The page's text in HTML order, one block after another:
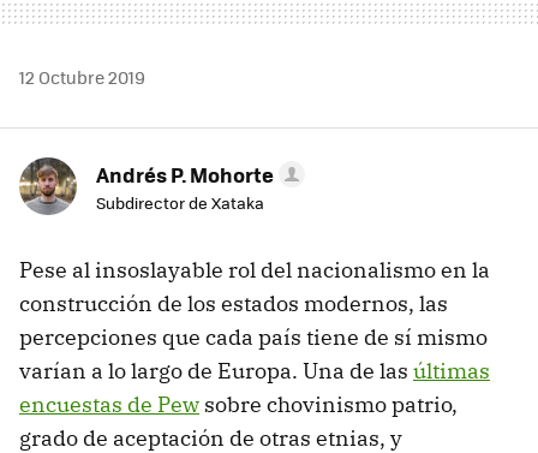
12 Octubre 2019
Andrés P. Mohorte
Subdirector de Xataka
Pese al insoslayable rol del nacionalismo en la
construcción de los estados modernos, las
percepciones que cada país tiene de sí mismo
varían a lo largo de Europa. Una de las últimas
encuestas de Pew sobre chovinismo patrio,
grado de aceptación de otras etnias, y